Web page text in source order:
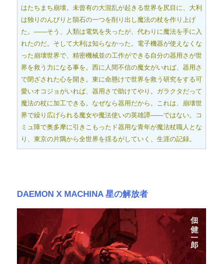
はたちまち崩壊。未曾有の大混乱が起きる世界を尻目に、大利
は独りのんびりと隕石の一つを削り出し魔法の杖を作り上げ
た。――そう、人類は電気を失ったが、代わりに魔法を手に入
れたのだ。そして大利は知らなかった。電子機器が使えなくな
った崩壊世界で、精密機械並の工作ができる自分の器用さが世
界を救う力になる事を。西に人間不信の魔女がいれば、器用さ
で閉ざされた心を開き。東に命懸けで世界を救う研究をする可
愛いオコジョがいれば、器用さで助けてやり。ガラクタだって
魔法の杖に加工できる。なぜなら器用だから。これは、崩壊世
界で繰り広げられる魔女や魔法使いの英雄譚――ではない。コ
ミュ障で奥多摩に引きこもったド器用な青年が魔法杖職人とな
り、東京の片隅から全世界を揺るがしていく、生涯の記録。
DAEMON X MACHINA 星の解放者